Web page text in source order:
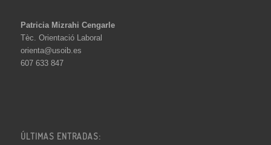
Patricia Mizrahi Cengarle
Tèc. Orientació Laboral
orienta@usoib.es
607 633 847
ÚLTIMAS ENTRADAS: